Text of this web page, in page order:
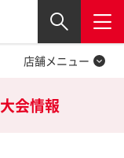
閉じる
店舗メニュー
大会情報